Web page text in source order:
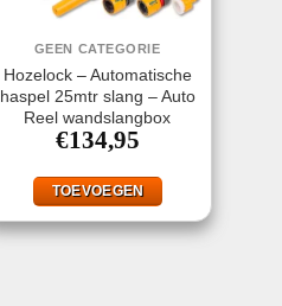
GEEN CATEGORIE
Hozelock – Automatische
haspel 25mtr slang – Auto
Reel wandslangbox
€134,95
TOEVOEGEN